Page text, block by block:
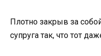
Плотно закрыв за
супруга так, что тот